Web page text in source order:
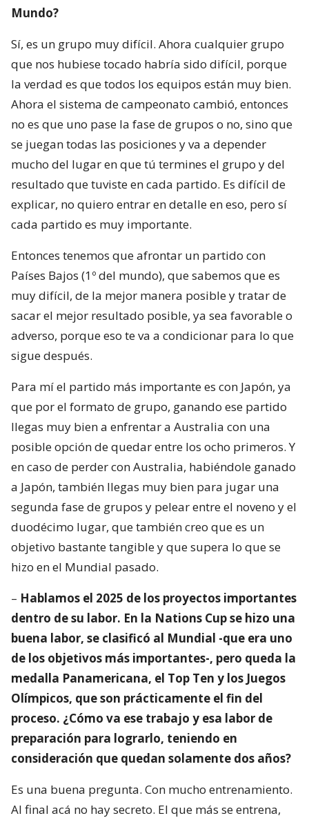
Mundo?
Sí, es un grupo muy difícil. Ahora cualquier grupo
que nos hubiese tocado habría sido difícil, porque
la verdad es que todos los equipos están muy bien.
Ahora el sistema de campeonato cambió, entonces
no es que uno pase la fase de grupos o no, sino que
se juegan todas las posiciones y va a depender
mucho del lugar en que tú termines el grupo y del
resultado que tuviste en cada partido. Es difícil de
explicar, no quiero entrar en detalle en eso, pero sí
cada partido es muy importante.
Entonces tenemos que afrontar un partido con
Países Bajos (1º del mundo), que sabemos que es
muy difícil, de la mejor manera posible y tratar de
sacar el mejor resultado posible, ya sea favorable o
adverso, porque eso te va a condicionar para lo que
sigue después.
Para mí el partido más importante es con Japón, ya
que por el formato de grupo, ganando ese partido
llegas muy bien a enfrentar a Australia con una
posible opción de quedar entre los ocho primeros. Y
en caso de perder con Australia, habiéndole ganado
a Japón, también llegas muy bien para jugar una
segunda fase de grupos y pelear entre el noveno y el
duodécimo lugar, que también creo que es un
objetivo bastante tangible y que supera lo que se
hizo en el Mundial pasado.
– Hablamos el 2025 de los proyectos importantes
dentro de su labor. En la Nations Cup se hizo una
buena labor, se clasificó al Mundial -que era uno
de los objetivos más importantes-, pero queda la
medalla Panamericana, el Top Ten y los Juegos
Olímpicos, que son prácticamente el fin del
proceso. ¿Cómo va ese trabajo y esa labor de
preparación para lograrlo, teniendo en
consideración que quedan solamente dos años?
Es una buena pregunta. Con mucho entrenamiento.
Al final acá no hay secreto. El que más se entrena,